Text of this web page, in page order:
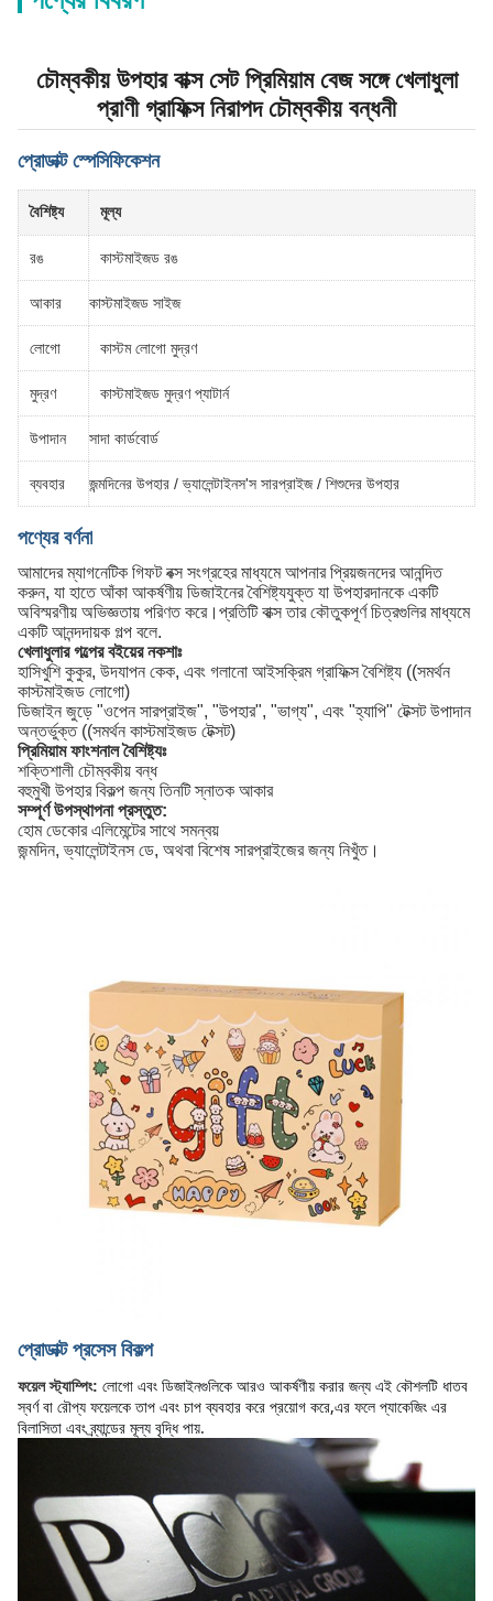
চৌম্বকীয় উপহার বাক্স সেট প্রিমিয়াম বেজ সঙ্গে খেলাধুলা
প্রাণী গ্রাফিক্স নিরাপদ চৌম্বকীয় বন্ধনী
প্রোডাক্ট স্পেসিফিকেশন
বৈশিষ্ট্য মূল্য
রঙ কাস্টমাইজড রঙ
আকার কাস্টমাইজড সাইজ
লোগো কাস্টম লোগো মুদ্রণ
মুদ্রণ কাস্টমাইজড মুদ্রণ প্যাটার্ন
উপাদান সাদা কার্ডবোর্ড
ব্যবহার জন্মদিনের উপহার / ভ্যালেন্টাইনস'স সারপ্রাইজ / শিশুদের উপহার
পণ্যের বর্ণনা
আমাদের ম্যাগনেটিক গিফট বক্স সংগ্রহের মাধ্যমে আপনার প্রিয়জনদের আনন্দিত
করুন, যা হাতে আঁকা আকর্ষণীয় ডিজাইনের বৈশিষ্ট্যযুক্ত যা উপহারদানকে একটি
অবিস্মরণীয় অভিজ্ঞতায় পরিণত করে।প্রতিটি বাক্স তার কৌতুকপূর্ণ চিত্রগুলির মাধ্যমে
একটি আনন্দদায়ক গল্প বলে.
খেলাধুলার গল্পের বইয়ের নকশাঃ
হাসিখুশি কুকুর, উদযাপন কেক, এবং গলানো আইসক্রিম গ্রাফিক্স বৈশিষ্ট্য ((সমর্থন
কাস্টমাইজড লোগো)
ডিজাইন জুড়ে "ওপেন সারপ্রাইজ", "উপহার", "ভাগ্য", এবং "হ্যাপি" টেক্সট উপাদান
অন্তর্ভুক্ত ((সমর্থন কাস্টমাইজড টেক্সট)
প্রিমিয়াম ফাংশনাল বৈশিষ্ট্যঃ
শক্তিশালী চৌম্বকীয় বন্ধ
বহুমুখী উপহার বিকল্প জন্য তিনটি স্নাতক আকার
সম্পূর্ণ উপস্থাপনা প্রস্তুত:
হোম ডেকোর এলিমেন্টের সাথে সমন্বয়
জন্মদিন, ভ্যালেন্টাইনস ডে, অথবা বিশেষ সারপ্রাইজের জন্য নিখুঁত।
প্রোডাক্ট প্রসেস বিকল্প
ফয়েল স্ট্যাম্পিং: লোগো এবং ডিজাইনগুলিকে আরও আকর্ষণীয় করার জন্য এই কৌশলটি ধাতব
স্বর্ণ বা রৌপ্য ফয়েলকে তাপ এবং চাপ ব্যবহার করে প্রয়োগ করে,এর ফলে প্যাকেজিং এর
বিলাসিতা এবং ব্র্যান্ডের মূল্য বৃদ্ধি পায়.